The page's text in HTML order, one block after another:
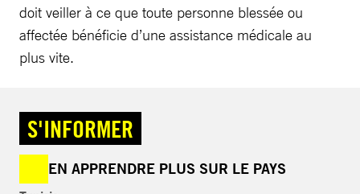
doit veiller à ce que toute personne blessée ou
affectée bénéficie d’une assistance médicale au
plus vite.
S'INFORMER
EN APPRENDRE PLUS SUR LE PAYS